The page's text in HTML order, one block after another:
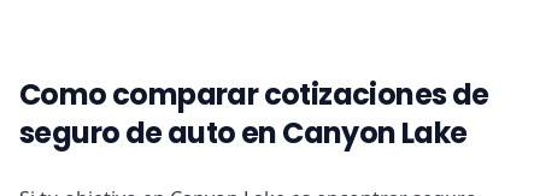
Como comparar cotizaciones de
seguro de auto en Canyon Lake